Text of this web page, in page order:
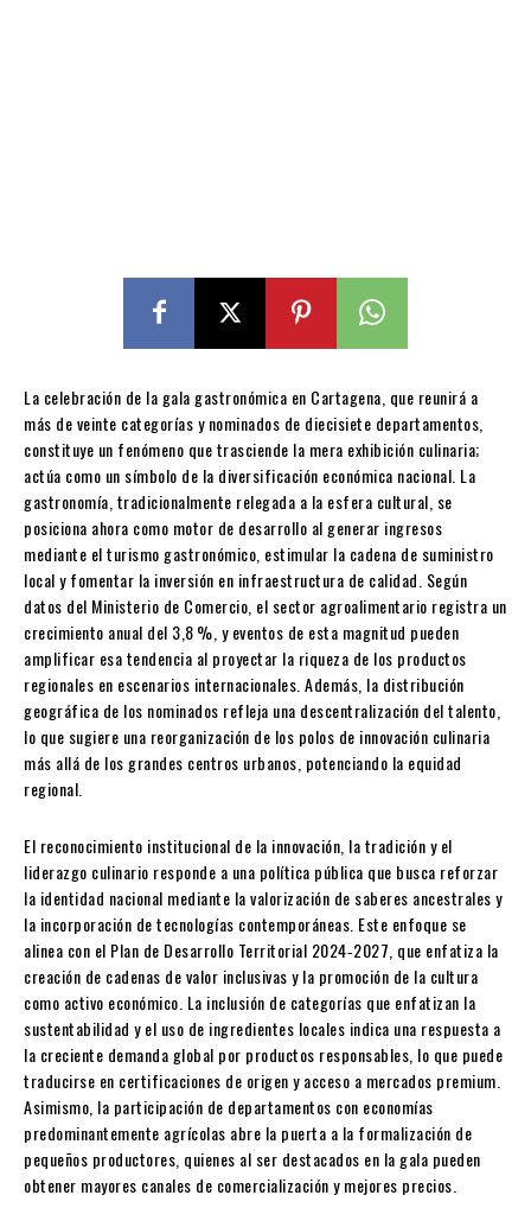
La celebración de la gala gastronómica en Cartagena, que reunirá a
más de veinte categorías y nominados de diecisiete departamentos,
constituye un fenómeno que trasciende la mera exhibición culinaria;
actúa como un símbolo de la diversificación económica nacional. La
gastronomía, tradicionalmente relegada a la esfera cultural, se
posiciona ahora como motor de desarrollo al generar ingresos
mediante el turismo gastronómico, estimular la cadena de suministro
local y fomentar la inversión en infraestructura de calidad. Según
datos del Ministerio de Comercio, el sector agroalimentario registra un
crecimiento anual del 3,8 %, y eventos de esta magnitud pueden
amplificar esa tendencia al proyectar la riqueza de los productos
regionales en escenarios internacionales. Además, la distribución
geográfica de los nominados refleja una descentralización del talento,
lo que sugiere una reorganización de los polos de innovación culinaria
más allá de los grandes centros urbanos, potenciando la equidad
regional.
El reconocimiento institucional de la innovación, la tradición y el
liderazgo culinario responde a una política pública que busca reforzar
la identidad nacional mediante la valorización de saberes ancestrales y
la incorporación de tecnologías contemporáneas. Este enfoque se
alinea con el Plan de Desarrollo Territorial 2024‑2027, que enfatiza la
creación de cadenas de valor inclusivas y la promoción de la cultura
como activo económico. La inclusión de categorías que enfatizan la
sustentabilidad y el uso de ingredientes locales indica una respuesta a
la creciente demanda global por productos responsables, lo que puede
traducirse en certificaciones de origen y acceso a mercados premium.
Asimismo, la participación de departamentos con economías
predominantemente agrícolas abre la puerta a la formalización de
pequeños productores, quienes al ser destacados en la gala pueden
obtener mayores canales de comercialización y mejores precios.